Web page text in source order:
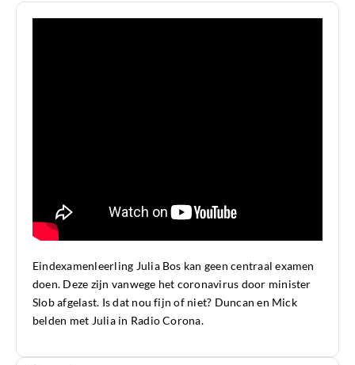
Eindexamenleerling Julia Bos kan geen centraal examen
doen. Deze zijn vanwege het coronavirus door minister
Slob afgelast. Is dat nou fijn of niet? Duncan en Mick
belden met Julia in Radio Corona.